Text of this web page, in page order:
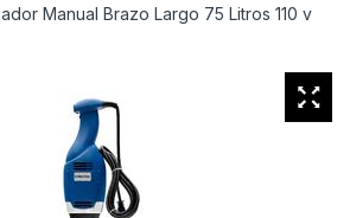
Manual Brazo Largo 75 Litros 110 v